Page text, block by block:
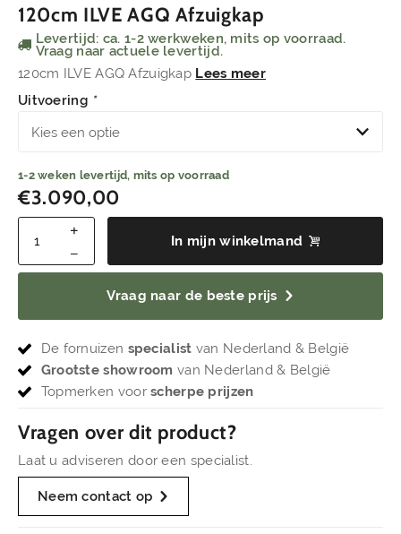
120cm ILVE AGQ Afzuigkap
Levertijd: ca. 1-2 werkweken, mits op voorraad.
Vraag naar actuele levertijd.
120cm ILVE AGQ Afzuigkap Lees meer
Uitvoering *
1-2 weken levertijd, mits op voorraad
€3.090,00
In mijn winkelmand
Vraag naar de beste prijs
De fornuizen specialist van Nederland & België
Grootste showroom van Nederland & België
Topmerken voorscherpe prijzen
Vragen over dit product?
Laat u adviseren door een specialist.
Neem contact op